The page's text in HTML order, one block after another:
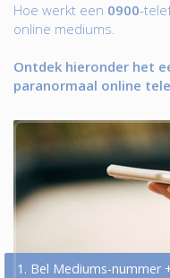
Hoe werkt een 0900-
online mediums.
Ontdek hieronder het
paranormaal online
1. Bel Mediums-nummer